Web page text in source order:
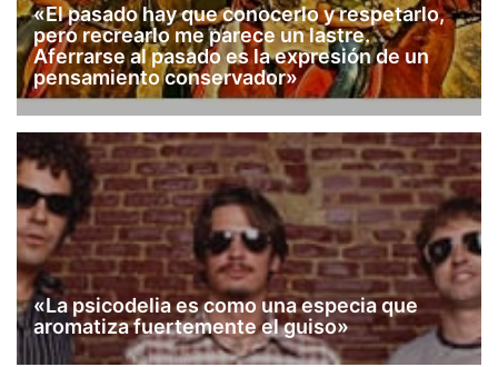
«El pasado hay que conocerlo y respetarlo,
pero recrearlo me parece un lastre.
Aferrarse al pasado es la expresión de un
pensamiento conservador»
«La psicodelia es como una especia que
aromatiza fuertemente el guiso»